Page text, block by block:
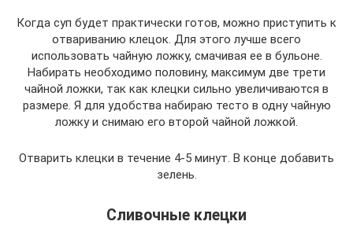
Когда суп будет практически готов, можно приступить к
отвариванию клецок. Для этого лучше всего
использовать чайную ложку, смачивая ее в бульоне.
Набирать необходимо половину, максимум две трети
чайной ложки, так как клецки сильно увеличиваются в
размере. Я для удобства набираю тесто в одну чайную
ложку и снимаю его второй чайной ложкой.
Отварить клецки в течение 4-5 минут. В конце добавить
зелень.
Сливочные клецки